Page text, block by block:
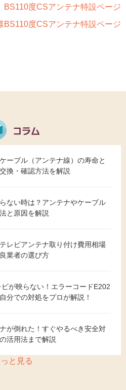
BS110度CSアンテナ特設ページ
BS110度CSアンテナ特設ページ
ーブル（アンテナ線）の寿命と
換・確認方法を解説
ない時は？アンテナやケーブル
と原因を解説
レビアンテナ取り付け費用相場
業者の選び方
ビが映らない！エラーコードE202
分での対処をプロが解説！
が倒れた！すぐやるべき安全対
活用法まで解説
っと見る